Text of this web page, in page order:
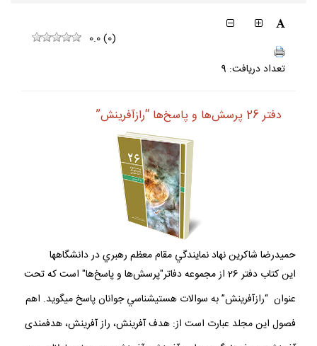
0.0(0)
تعداد دريافت: 9
دفتر 26 پرسش‌ها و پاسخ‌ها “رازآفرينش”
حميدرضا شاكرين نهاد نمايندگي مقام معظم رهبري در دانشگاهها
اين كتاب دفتر 26 از مجموعه دفاتر"پرسش‌ها و پاسخ‌ها" است كه تحت
عنوان “رازآفرينش” به سوالات هستي­شناسي جوانان پاسخ مي­گويد. اهم
فصول اين مجلد عبارت است از: هدف آفرينش، راز آفرينش، هدفمندى